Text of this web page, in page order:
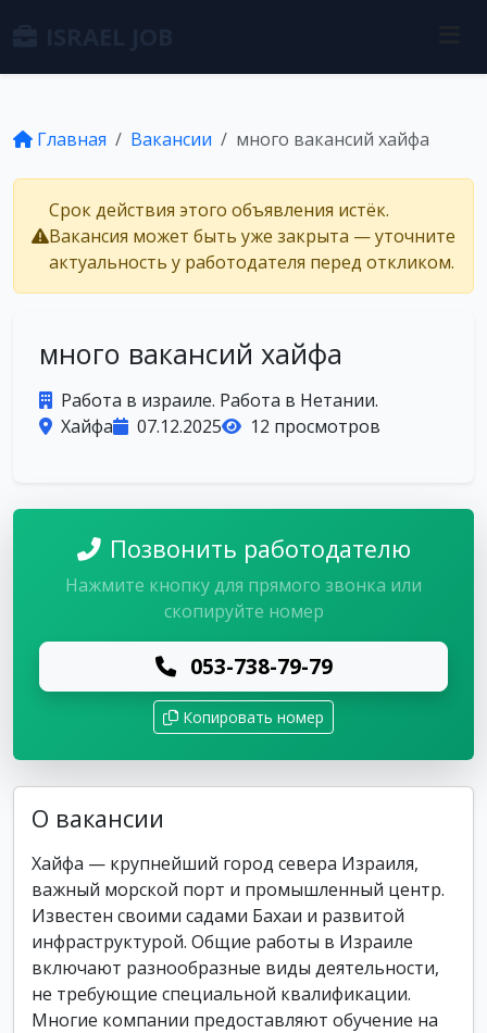
Главная Вакансии много вакансий хайфа
Срок действия этого объявления истёк.
Вакансия может быть уже закрыта — уточните
актуальность у работодателя перед откликом.
много вакансий хайфа
Работа в израиле. Работа в Нетании.
Хайфа
07.12.2025 12 просмотров
Позвонить работодателю
Нажмите кнопку для прямого звонка или
скопируйте номер
053-738-79-79
Копировать номер
О вакансии
Хайфа — крупнейший город севера Израиля,
важный морской порт и промышленный центр.
Известен своими садами Бахаи и развитой
инфраструктурой. Общие работы в Израиле
включают разнообразные виды деятельности,
не требующие специальной квалификации.
Многие компании предоставляют обучение на